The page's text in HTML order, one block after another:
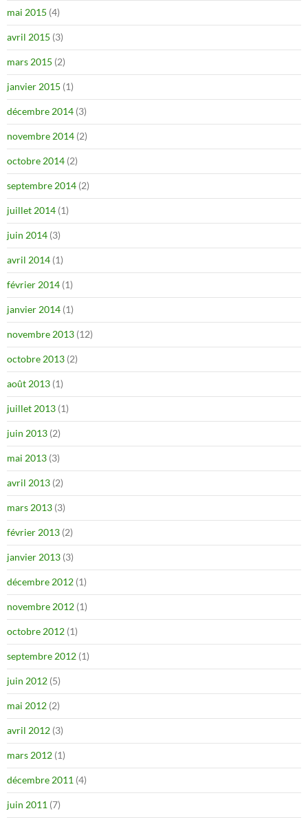
mai 2015 (4)
avril 2015 (3)
mars 2015 (2)
janvier 2015 (1)
décembre 2014 (3)
novembre 2014 (2)
octobre 2014 (2)
septembre 2014 (2)
juillet 2014 (1)
juin 2014 (3)
avril 2014 (1)
février 2014 (1)
janvier 2014 (1)
novembre 2013 (12)
octobre 2013 (2)
août 2013 (1)
juillet 2013 (1)
juin 2013 (2)
mai 2013 (3)
avril 2013 (2)
mars 2013 (3)
février 2013 (2)
janvier 2013 (3)
décembre 2012 (1)
novembre 2012 (1)
octobre 2012 (1)
septembre 2012 (1)
juin 2012 (5)
mai 2012 (2)
avril 2012 (3)
mars 2012 (1)
décembre 2011 (4)
juin 2011 (7)